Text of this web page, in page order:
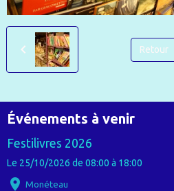
Retour
Événements à venir
Festilivres 2026
Le 25/10/2026 de 08:00 à 18:00
Monéteau